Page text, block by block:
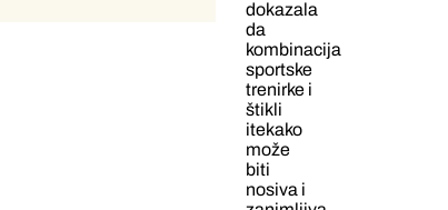
dokazala
da
kombinacija
sportske
trenirke i
štikli
itekako
može
biti
nosiva i